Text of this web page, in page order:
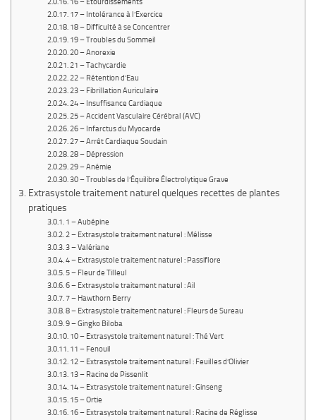
16 – Étourdissements
17 – Intolérance à l’Exercice
18 – Difficulté à se Concentrer
19 – Troubles du Sommeil
20 – Anorexie
21 – Tachycardie
22 – Rétention d’Eau
23 – Fibrillation Auriculaire
24 – Insuffisance Cardiaque
25 – Accident Vasculaire Cérébral (AVC)
26 – Infarctus du Myocarde
27 – Arrêt Cardiaque Soudain
28 – Dépression
29 – Anémie
30 – Troubles de l’Équilibre Électrolytique Grave
Extrasystole traitement naturel quelques recettes de plantes
pratiques
1 – Aubépine
2 – Extrasystole traitement naturel : Mélisse
3 – Valériane
4 – Extrasystole traitement naturel : Passiflore
5 – Fleur de Tilleul
6 – Extrasystole traitement naturel : Ail
7 – Hawthorn Berry
8 – Extrasystole traitement naturel : Fleurs de Sureau
9 – Gingko Biloba
10 – Extrasystole traitement naturel : Thé Vert
11 – Fenouil
12 – Extrasystole traitement naturel : Feuilles d’Olivier
13 – Racine de Pissenlit
14 – Extrasystole traitement naturel : Ginseng
15 – Ortie
16 – Extrasystole traitement naturel : Racine de Réglisse